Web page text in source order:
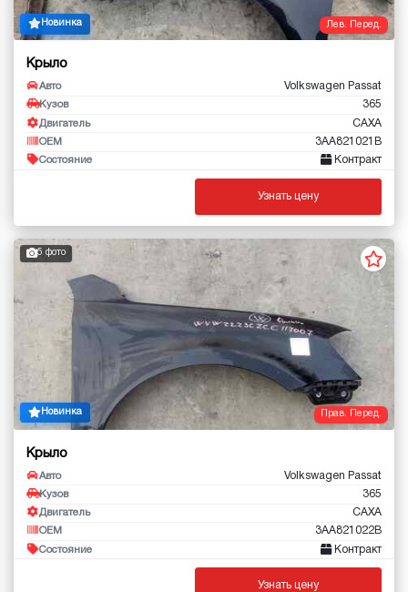
Лев. Перед.
Новинка
Крыло
Авто Volkswagen Passat
Кузов 365
Двигатель CAXA
OEM 3AA821021B
Состояние Контракт
Узнать цену
Прав. Перед.
5 фото
Новинка
Крыло
Авто Volkswagen Passat
Кузов 365
Двигатель CAXA
OEM 3AA821022B
Состояние Контракт
Узнать цену